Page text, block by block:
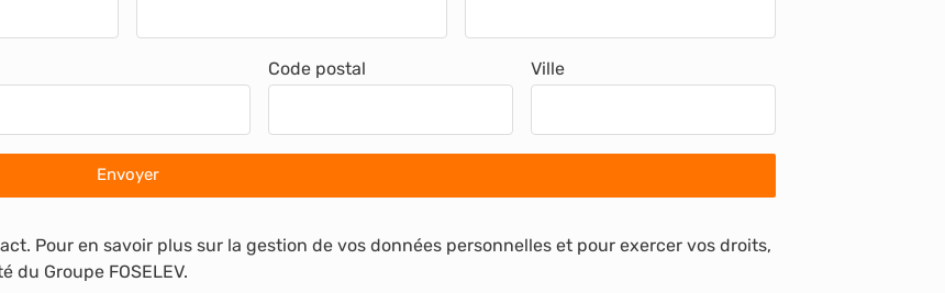
Code postal Ville
Envoyer
Pour en savoir plus sur la gestion de vos données personnelles et pour exercer vos droits,
du Groupe FOSELEV.